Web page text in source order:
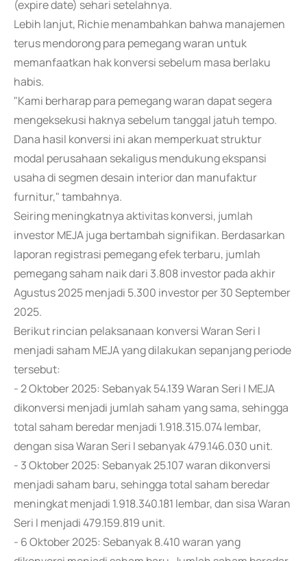
(expire date) sehari setelahnya.
Lebih lanjut, Richie menambahkan bahwa manajemen
terus mendorong para pemegang waran untuk
memanfaatkan hak konversi sebelum masa berlaku
habis.
"Kami berharap para pemegang waran dapat segera
mengeksekusi haknya sebelum tanggal jatuh tempo.
Dana hasil konversi ini akan memperkuat struktur
modal perusahaan sekaligus mendukung ekspansi
usaha di segmen desain interior dan manufaktur
furnitur," tambahnya.
Seiring meningkatnya aktivitas konversi, jumlah
investor MEJA juga bertambah signifikan. Berdasarkan
laporan registrasi pemegang efek terbaru, jumlah
pemegang saham naik dari 3.808 investor pada akhir
Agustus 2025 menjadi 5.300 investor per 30 September
2025.
Berikut rincian pelaksanaan konversi Waran Seri I
menjadi saham MEJA yang dilakukan sepanjang periode
tersebut:
- 2 Oktober 2025: Sebanyak 54.139 Waran Seri I MEJA
dikonversi menjadi jumlah saham yang sama, sehingga
total saham beredar menjadi 1.918.315.074 lembar,
dengan sisa Waran Seri I sebanyak 479.146.030 unit.
- 3 Oktober 2025: Sebanyak 25.107 waran dikonversi
menjadi saham baru, sehingga total saham beredar
meningkat menjadi 1.918.340.181 lembar, dan sisa Waran
Seri I menjadi 479.159.819 unit.
- 6 Oktober 2025: Sebanyak 8.410 waran yang